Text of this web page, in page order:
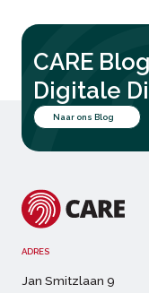
CARE
Digitale
Naar ons Blog
ADRES
Jan Smitzlaan 9